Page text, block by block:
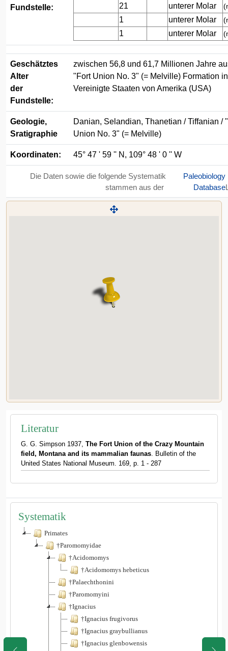
Fundstelle:
21
unterer Molar
1 unterer Molar
1 unterer Molar
Geschätztes
Alter
der
Fundstelle:
zwischen 56,8 und 61,7 Millionen Jahre
"Fort Union No. 3" (= Melville) Formation in
Vereinigte Staaten von Amerika (USA)
Geologie,
Sratigraphie
Danian, Selandian, Thanetian / Tiffanian /
Union No. 3" (= Melville)
Koordinaten: 45° 47 ' 59 '' N, 109° 48 ' 0 '' W
Die Daten sowie die folgende Systematik
stammen aus der
Paleobiology
Database
Literatur
G. G. Simpson 1937, The Fort Union of the Crazy Mountain
field, Montana and its mammalian faunas. Bulletin of the
United States National Museum. 169, p. 1 - 287
Systematik
Primates
†Paromomyidae
†Acidomomys
†Acidomomys hebeticus
†Palaechthonini
†Paromomyini
†Ignacius
†Ignacius frugivorus
†Ignacius graybullianus
†Ignacius glenbowensis